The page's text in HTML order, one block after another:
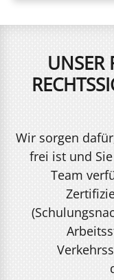
UNSER
Wir sorgen
frei ist und
Team